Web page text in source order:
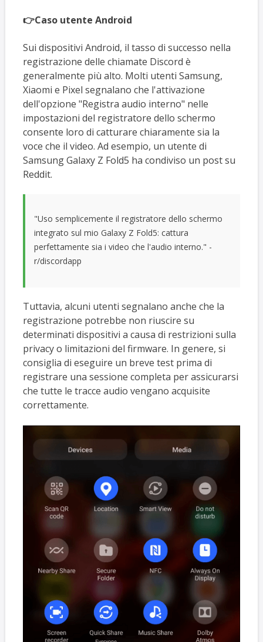
👉Caso utente Android
Sui dispositivi Android, il tasso di successo nella
registrazione delle chiamate Discord è
generalmente più alto. Molti utenti Samsung,
Xiaomi e Pixel segnalano che l'attivazione
dell'opzione "Registra audio interno" nelle
impostazioni del registratore dello schermo
consente loro di catturare chiaramente sia la
voce che il video. Ad esempio, un utente di
Samsung Galaxy Z Fold5 ha condiviso un post su
Reddit.
"Uso semplicemente il registratore dello schermo
integrato sul mio Galaxy Z Fold5: cattura
perfettamente sia i video che l'audio interno." -
r/discordapp
Tuttavia, alcuni utenti segnalano anche che la
registrazione potrebbe non riuscire su
determinati dispositivi a causa di restrizioni sulla
privacy o limitazioni del firmware. In genere, si
consiglia di eseguire un breve test prima di
registrare una sessione completa per assicurarsi
che tutte le tracce audio vengano acquisite
correttamente.